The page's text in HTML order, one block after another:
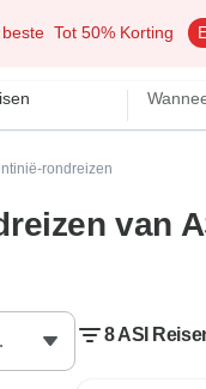
Tot 50% Korting
rondreizen
van
8 ASI